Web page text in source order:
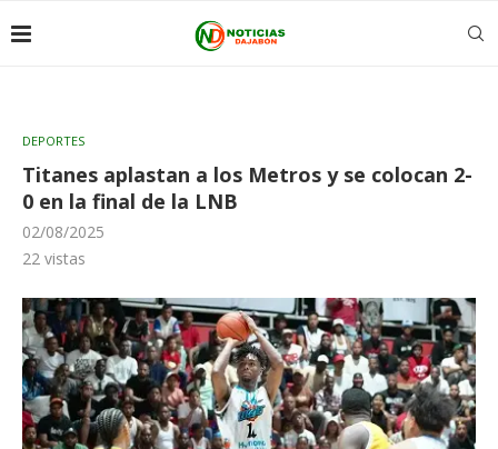
DEPORTES
Titanes aplastan a los Metros y se colocan 2-
0 en la final de la LNB
02/08/2025
22 vistas